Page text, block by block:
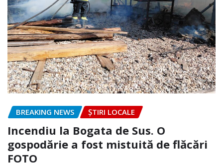
BREAKING NEWS ȘTIRI LOCALE
Incendiu la Bogata de Sus. O
gospodărie a fost mistuită de flăcări
FOTO